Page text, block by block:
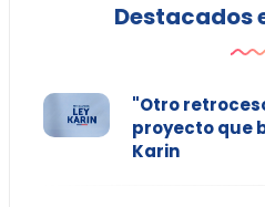
Destacados
"Otro
proyecto que
Karin